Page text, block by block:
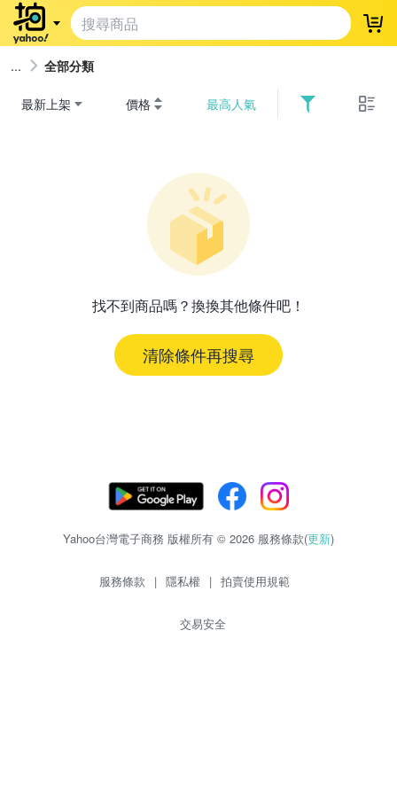
登
全部分類
最新上架 價格 最高人氣
找不到商品嗎？換換其他條件吧！
清除條件再搜尋
Yahoo台灣電子商務 版權所有 © 2026 服務條款(更新)
服務條款 | 隱私權 | 拍賣使用規範
交易安全